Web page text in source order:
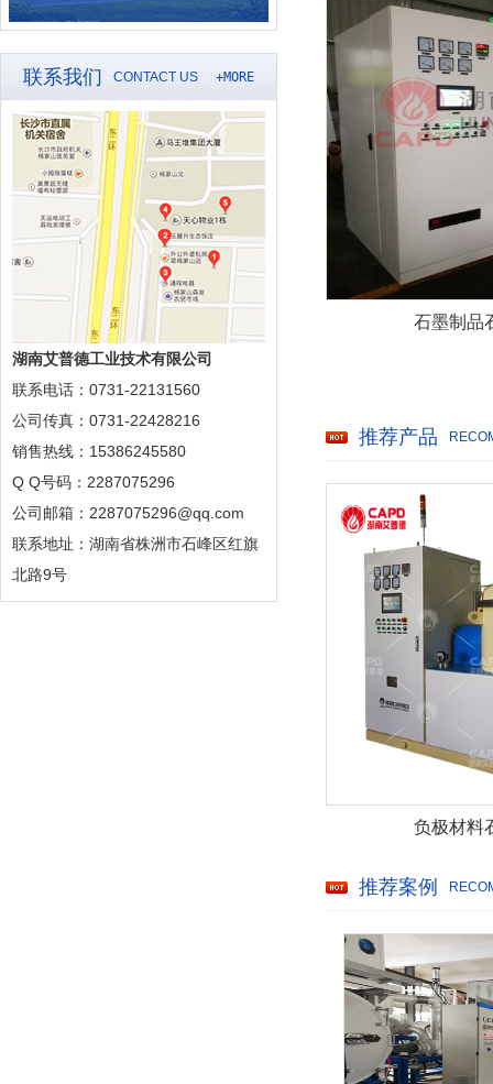
联系我们 CONTACT US +MORE
湖南艾普德工业技术有限公司
联系电话：0731-22131560
公司传真：0731-22428216
销售热线：15386245580
Q Q号码：2287075296
公司邮箱：2287075296@qq.com
联系地址：湖南省株洲市石峰区红旗
北路9号
石墨制品
推荐产品
负极材料
推荐案例